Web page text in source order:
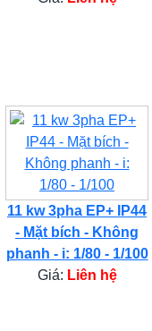
11 kw 3pha EP+ IP44
- Mặt bích - Không
phanh - i: 1/80 - 1/100
Giá: Liên hệ